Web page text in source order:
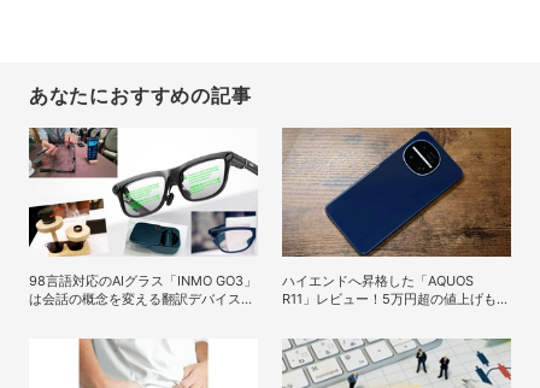
あなたにおすすめの記事
98言語対応のAIグラス「INMO GO3」
は会話の概念を変える翻訳デバイスだ
ハイエンドへ昇格した「AQUOS
R11」レビュー！5万円超の値上げも納